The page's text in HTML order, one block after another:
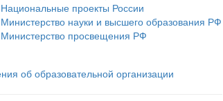
Национальные проекты России
Министерство науки и высшего образования РФ
Министерство просвещения РФ
об образовательной организации